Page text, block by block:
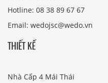
Hotline: 08 38 89 67 67
Email: wedojsc@wedo.vn
THIẾT KẾ
Nhà Cấp 4 Mái Thái